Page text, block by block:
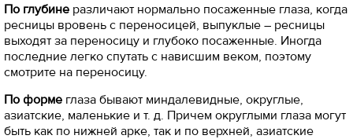
По глубине различают нормально посаженные глаза, когда
ресницы вровень с переносицей, выпуклые – ресницы
выходят за переносицу и глубоко посаженные. Иногда
последние легко спутать с нависшим веком, поэтому
смотрите на переносицу.
По форме глаза бывают миндалевидные, округлые,
азиатские, маленькие и т. д. Причем округлыми глаза могут
быть как по нижней арке, так и по верхней, азиатские